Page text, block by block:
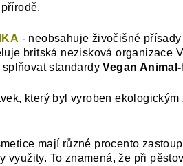
- neobsahuje živočišné
britská nezisková organizace
splňovat standardyVegan
který byl vyroben
mají různé procento
využity. To znamená, že při